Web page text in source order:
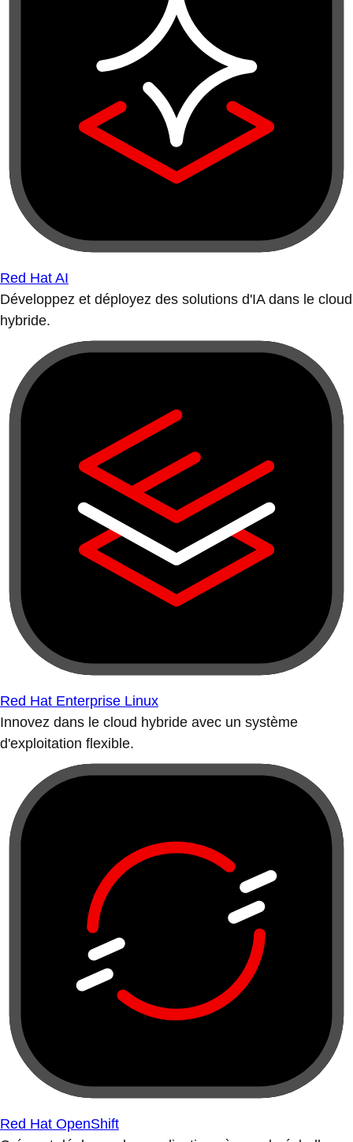
Red Hat AI
Développez et déployez des solutions d'IA dans le cloud
hybride.
Red Hat Enterprise Linux
Innovez dans le cloud hybride avec un système
d'exploitation flexible.
Red Hat OpenShift